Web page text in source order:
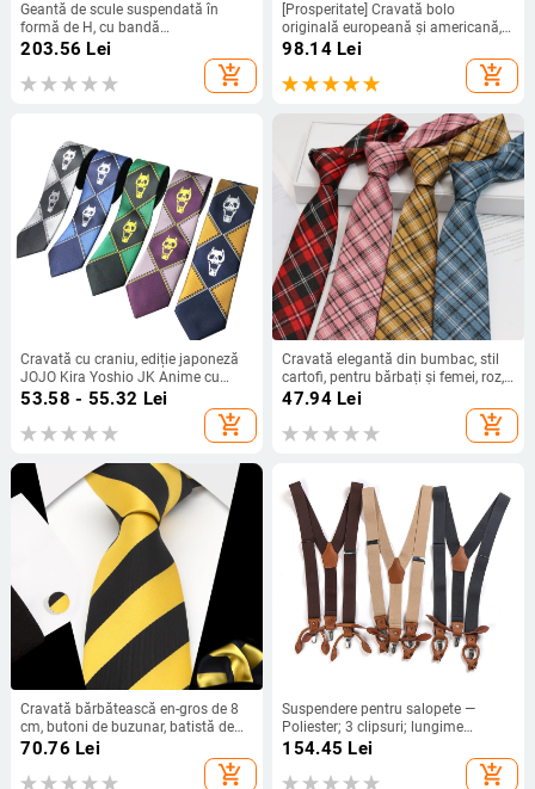
Geantă de scule suspendată în
formă de H, cu bandă
reflectorizantă portocalie
fluorescentă, pentru reducerea
încărcăturii.
203.56 Lei
add_shopping_cart
[Prosperitate] Cravată bolo
originală europeană și americană,
cravată triunghiulară, piatră de pin
naturală, papion de afaceri pentru
bărbați, o generație de păr
98.14Lei
add_shopping_cart
Cravată cu craniu, ediție japoneză
JOJO Kira Yoshio JK Anime cu
fermoar, joc de mână, aventură
minunată, Crăciun, Halloween
53.58 - 55.32 Lei
add_shopping_cart
Cravată elegantă din bumbac, stil
cartofi, pentru bărbați și femei, roz,
albastru, galben
47.94Lei
add_shopping_cart
Cravată bărbătească en-gros de 8
cm, butoni de buzunar, batistă de
costum, dungi, rochie de afaceri
70.76 Lei
add_shopping_cart
Suspendere pentru salopete —
Poliester; 3 clipsuri; lungime
reglabilă; cruce în spate; detașabile
154.45 Lei
add_shopping_cart